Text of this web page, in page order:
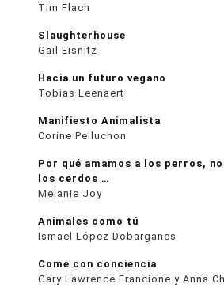
Tim Flach
Slaughterhouse
Gail Eisnitz
Hacia un futuro vegano
Tobias Leenaert
Manifiesto Animalista
Corine Pelluchon
Por qué amamos a los perros,
los cerdos …
Melanie Joy
Animales como tú
Ismael López Dobarganes
Come con conciencia
Gary Lawrence Francione y Anna